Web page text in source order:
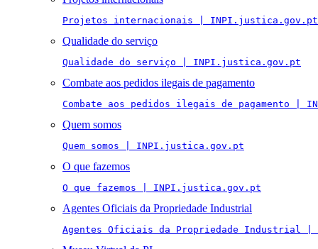
Projetos internacionais | INPI.justica.gov.pt
Qualidade do serviço
Qualidade do serviço | INPI.justica.gov.pt
Combate aos pedidos ilegais de pagamento
Combate aos pedidos ilegais de pagamento |
Quem somos
Quem somos | INPI.justica.gov.pt
O que fazemos
O que fazemos | INPI.justica.gov.pt
Agentes Oficiais da Propriedade Industrial
Agentes Oficiais da Propriedade Industrial